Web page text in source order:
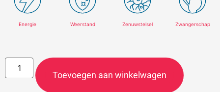
Energie Weerstand Zenuwstelsel Zwangerschap
Toevoegen aan winkelwagen